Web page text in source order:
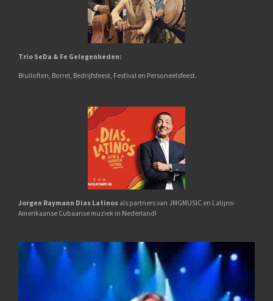
Trio SeDa & Fe Gelegenheden:
Bruiloften, Borrel, Bedrijfsfeest, Festival en Personeelsfeest.
Jorgen Raymann Dias Latinos als partners van JMGMUSIC en Latijns-
Amerikaanse Cubaanse muziek in Nederland!